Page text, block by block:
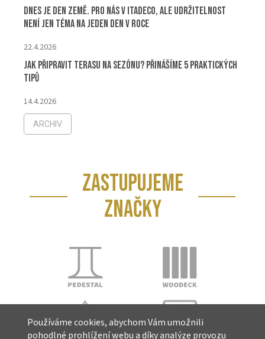
Používáme cookies, abychom Vám umožnili
pohodlné prohlížení webu a díky analýze provozu
Dnes je Den Země. Pro nás v ITADECO, ale udržitelnost
není jen téma na jeden den v roce
22.4.2026
Jak připravit terasu na sezónu? Přinášíme 5 praktických
tipů
14.4.2026
ARCHIV
ZASTUPUJEME
ZNAČKY